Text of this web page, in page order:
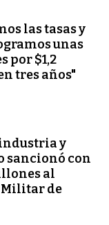
las tasas y
unas
por $1,2
tres años"
y
sancionó con
al
de